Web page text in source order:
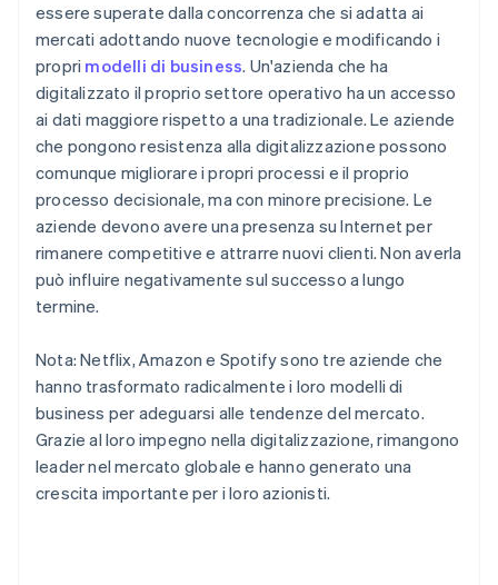
essere superate dalla concorrenza che si adatta ai
mercati adottando nuove tecnologie e modificando i
propri modelli di business. Un'azienda che ha
digitalizzato il proprio settore operativo ha un accesso
ai dati maggiore rispetto a una tradizionale. Le aziende
che pongono resistenza alla digitalizzazione possono
comunque migliorare i propri processi e il proprio
processo decisionale, ma con minore precisione. Le
aziende devono avere una presenza su Internet per
rimanere competitive e attrarre nuovi clienti. Non averla
può influire negativamente sul successo a lungo
termine.
Nota: Netflix, Amazon e Spotify sono tre aziende che
hanno trasformato radicalmente i loro modelli di
business per adeguarsi alle tendenze del mercato.
Grazie al loro impegno nella digitalizzazione, rimangono
leader nel mercato globale e hanno generato una
crescita importante per i loro azionisti.